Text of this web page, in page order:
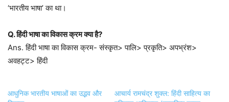
‘भारतीय भाषा’ का था।
Q. हिंदी भाषा का विकास क्रम क्या है?
Ans. हिंदी भाषा का विकास क्रम- संस्कृत> पालि> प्रकृति> अपभ्रंश>
अवहट्ट> हिंदी
आधुनिक भारतीय भाषाओं का उद्भव और
आचार्य रामचंद्र शुक्ल: हिंदी साहित्य का